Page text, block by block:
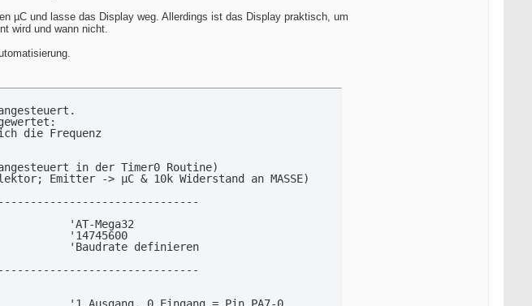
µC und lasse das Display weg. Allerdings ist das Display praktisch, um
wird und wann nicht.
die Frequenz
in der Timer0 Routine)
Emitter -> µC & 10k Widerstand an MASSE)
'AT-Mega32
'14745600
'Baudrate definieren